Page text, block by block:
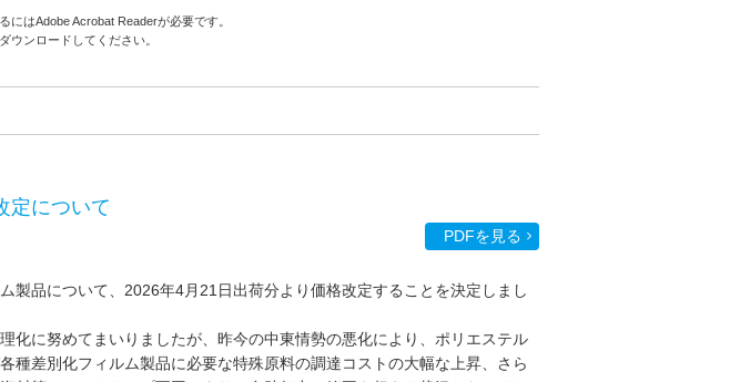
にはAdobe Acrobat Readerが必要です。
ウンロードしてください。
定について
PDFを見る
製品について、2026年4月21日出荷分より価格改定することを決定しまし
化に努めてまいりましたが、昨今の中東情勢の悪化により、ポリエステル
種差別化フィルム製品に必要な特殊原料の調達コストの大幅な上昇、さら